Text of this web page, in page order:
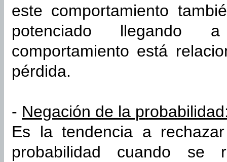
este comportamiento
potenciado
comportamiento está
pérdida.
- Negación de la
Es la tendencia a
probabilidad cuando se